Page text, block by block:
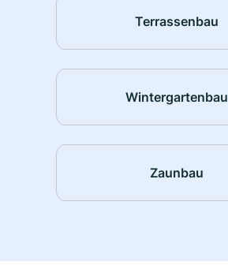
Terrassenbau
Wintergartenbau
Zaunbau